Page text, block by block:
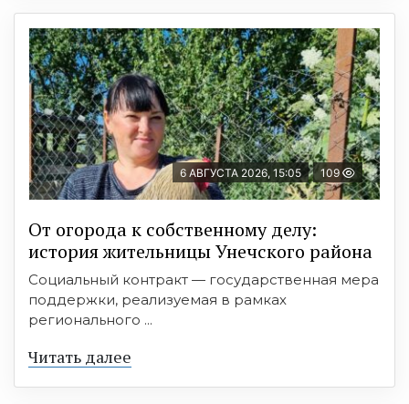
6 АВГУСТА 2026, 15:05 109
От огорода к собственному делу:
история жительницы Унечского района
Социальный контракт — государственная мера
поддержки, реализуемая в рамках
регионального ...
Читать далее